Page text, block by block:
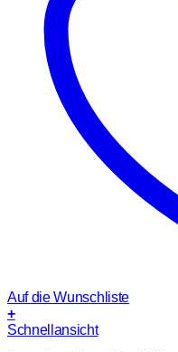
Auf die Wunschliste
+
Schnellansicht